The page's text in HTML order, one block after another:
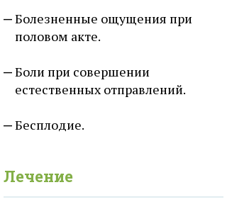
Болезненные ощущения при
половом акте.
Боли при совершении
естественных отправлений.
Бесплодие.
Лечение